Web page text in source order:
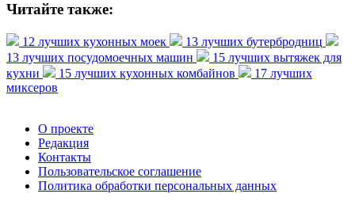
Читайте также:
12 лучших кухонных моек
13 лучших бутербродниц
13 лучших посудомоечных машин
15 лучших вытяжек для
кухни
15 лучших кухонных комбайнов
17 лучших
миксеров
О проекте
Редакция
Контакты
Пользовательское соглашение
Политика обработки персональных данных